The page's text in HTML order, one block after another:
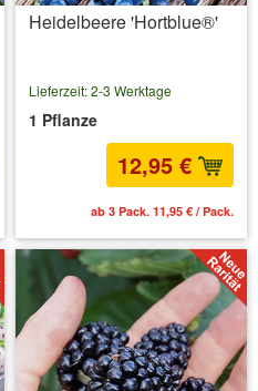
Heidelbeere 'Hortblue®'
Lieferzeit: 2-3 Werktage
1 Pflanze
12,95 €
ab 3 Pack. 11,95 € / Pack.